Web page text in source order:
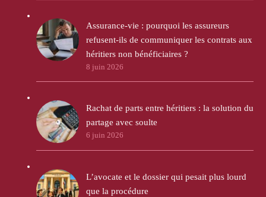
Assurance-vie : pourquoi les assureurs
refusent-ils de communiquer les contrats aux
héritiers non bénéficiaires ?
8 juin 2026
Rachat de parts entre héritiers : la solution du
partage avec soulte
6 juin 2026
L’avocate et le dossier qui pesait plus lourd
que la procédure